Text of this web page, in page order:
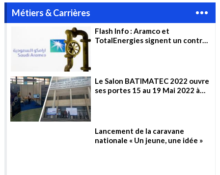
Métiers & Carrières
Flash Info : Aramco et
TotalEnergies signent un contrat
saoudite
Le Salon BATIMATEC 2022 ouvre
ses portes 15 au 19 Mai 2022 à
Lancement de la caravane
nationale « Un jeune, une idée »